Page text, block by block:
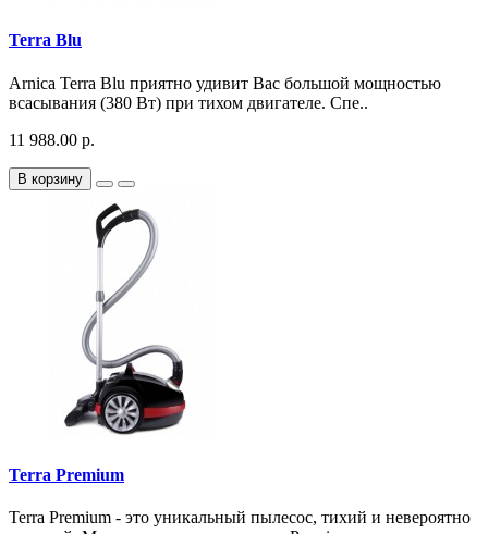
Terra Blu
Arnica Terra Blu приятно удивит Вас большой мощностью
всасывания (380 Вт) при тихом двигателе. Спе..
11 988.00 р.
В корзину
Terra Premium
Terra Premium - это уникальный пылесос, тихий и невероятно